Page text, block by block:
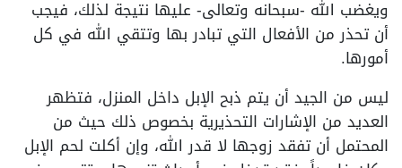
ويغضب الله -سبحانه وتعالى- عليها نتيجة لذلك، فيجب
أن تحذر من الأفعال التي تبادر بها وتتقي الله في كل
أمورها.
ليس من الجيد أن يتم ذبح الإبل داخل المنزل، فتظهر
العديد من الإشارات التحذيرية بخصوص ذلك حيث من
المحتمل أن تفقد زوجها لا قدر الله، وإن أكلت لحم الإبل